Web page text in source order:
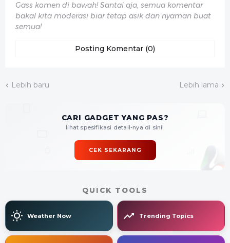
Gass komen di bawah! Santai aja, semua komentar
bakal kita moderasi biar tetap asik dan nyaman buat
semua!
Posting Komentar (0)
Lebih baru Lebih lama
CARI GADGET YANG PAS?
lihat spesifikasi detail-nya di sini!
CEK SEKARANG
QUICK TOOLS
Weather Now Trending Topics